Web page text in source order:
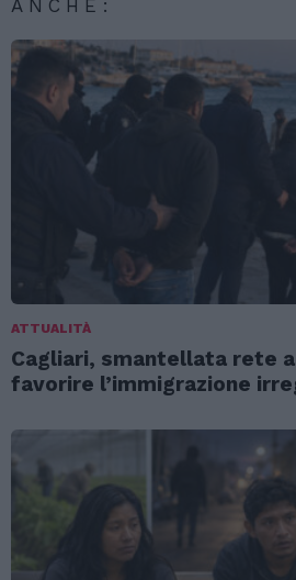
ANCHE:
ATTUALITÀ
Cagliari, smantellata rete
favorire l’immigrazione